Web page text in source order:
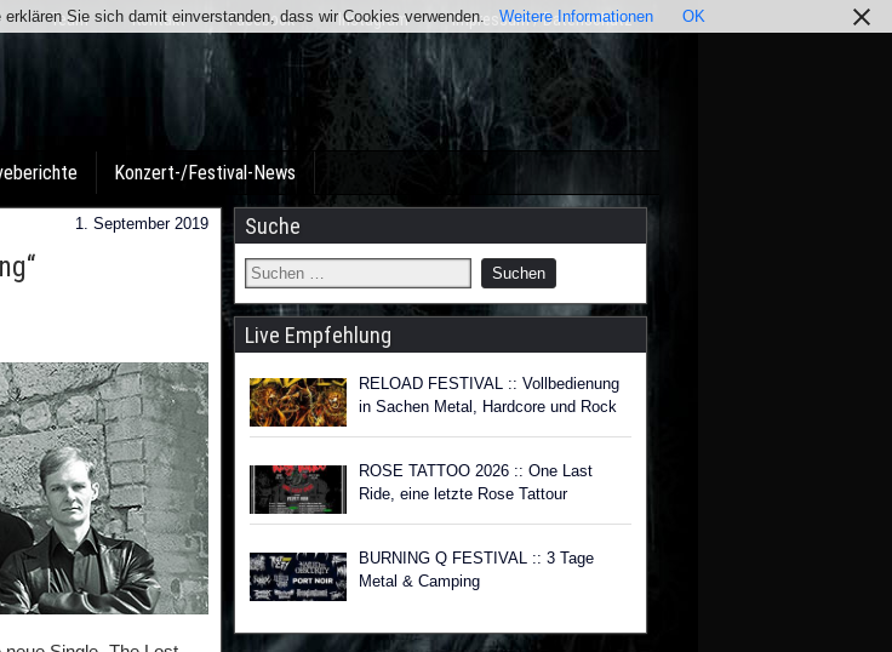
Team Kontakt Facebook Instagram Impressum / Datenschutz
Konzert-/Festival-News
1. September 2019 Suche
Live Empfehlung
RELOAD FESTIVAL :: Vollbedienung
in Sachen Metal, Hardcore und Rock
ROSE TATTOO 2026 :: One Last
Ride, eine letzte Rose Tattour
BURNING Q FESTIVAL :: 3 Tage
Metal & Camping
Sie sich damit einverstanden, dass wir Cookies verwenden. Weitere Informationen OK